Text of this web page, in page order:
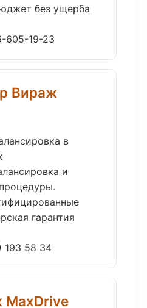
без ущерба
605-19-23
Вираж
в
и
гарантия
193 58 34